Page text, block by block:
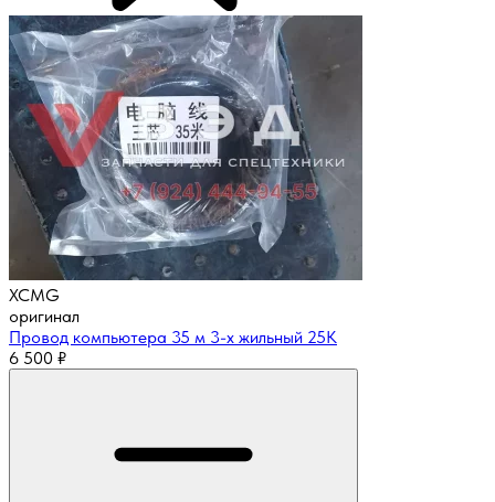
XCMG
оригинал
Провод компьютера 35 м 3-х жильный 25К
6 500 ₽